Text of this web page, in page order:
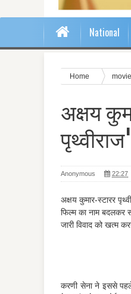
National
Home movie
अक्षय
Anonymous 22:27
अक्षय कुमार-स्टारर
फिल्म का नाम बदलकर
जारी विवाद को खत्म
करणी सेना ने इससे पहले